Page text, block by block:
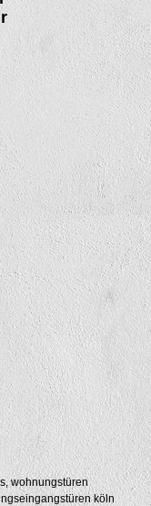
wohnungstüren
köln